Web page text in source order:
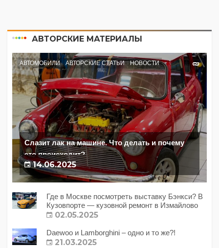
АВТОРСКИЕ МАТЕРИАЛЫ
АВТОМОБИЛИ АВТОРСКИЕ СТАТЬИ НОВОСТИ
Слазит лак на машине. Что делать и почему
это происходит?
14.06.2025
Где в Москве посмотреть выставку Бэнкси? В
Кузовпорте — кузовной ремонт в Измайлово
02.05.2025
Daewoo и Lamborghini – одно и то же?!
21.03.2025